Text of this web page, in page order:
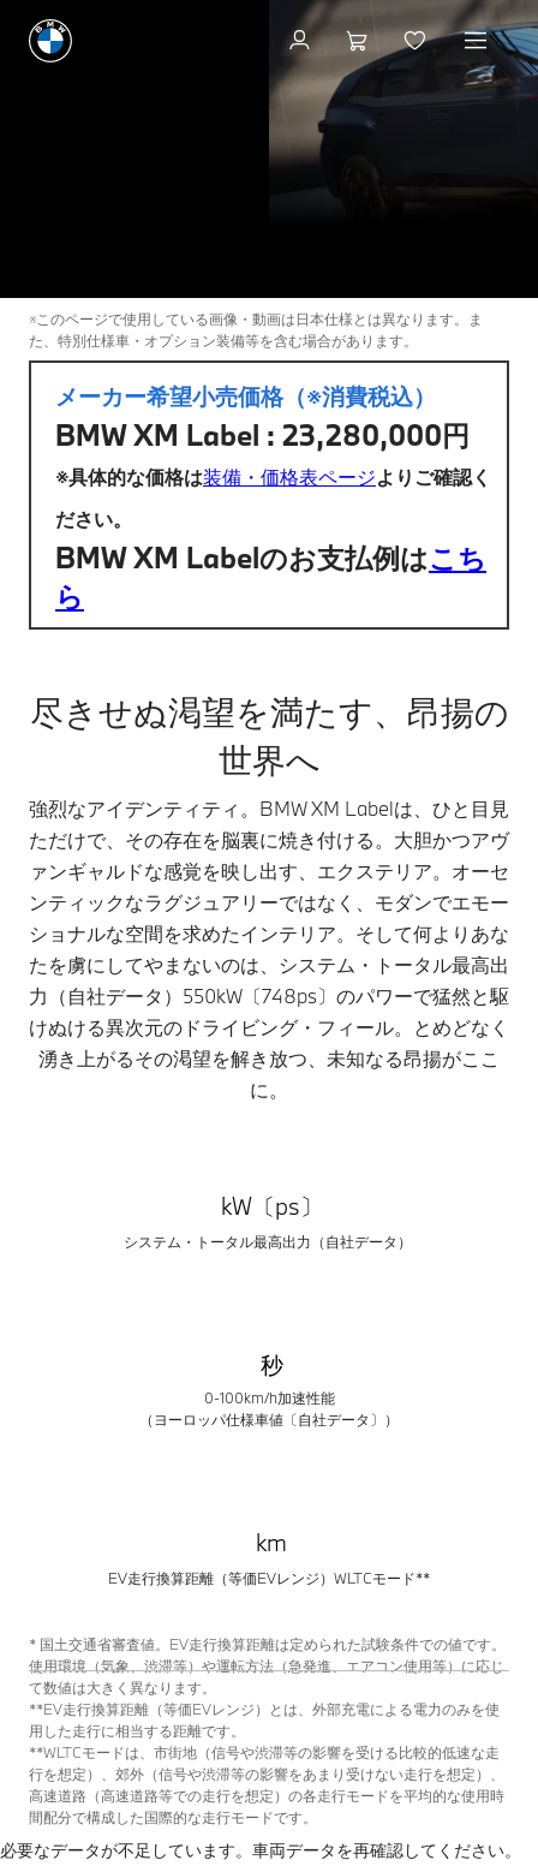
THE NEW
XM
BMW XM
※このページで使用している画像・動画は日本仕様とは異なります。ま
た、特別仕様車・オプション装備等を含む場合があります。
見積りシミュレーション
メーカー希望小売価格（※消費税込）
BMW XM Label : 23,280,000円
※具体的な価格は装備・価格表ページよりご確認く
ださい。
BMW XM Labelのお支払例はこち
ら
尽きせぬ渇望を満たす、昂揚の
世界へ
強烈なアイデンティティ。BMW XM Labelは、ひと目見
ただけで、その存在を脳裏に焼き付ける。大胆かつアヴ
ァンギャルドな感覚を映し出す、エクステリア。オーセ
ンティックなラグジュアリーではなく、モダンでエモー
ショナルな空間を求めたインテリア。そして何よりあな
たを虜にしてやまないのは、システム・トータル最高出
力（自社データ）550kW〔748ps〕のパワーで猛然と駆
けぬける異次元のドライビング・フィール。とめどなく
湧き上がるその渇望を解き放つ、未知なる昂揚がここ
に。
kW〔ps〕
システム・トータル最高出力（自社データ）
秒
0-100km/h加速性能
（ヨーロッパ仕様車値〔自社データ〕）
km
EV走行換算距離（等価EVレンジ）WLTCモード**
* 国土交通省審査値。EV走行換算距離は定められた試験条件での値です。
使用環境（気象、渋滞等）や運転方法（急発進、エアコン使用等）に応じ
て数値は大きく異なります。
**EV走行換算距離（等価EVレンジ）とは、外部充電による電力のみを使
用した走行に相当する距離です。
**WLTCモードは、市街地（信号や渋滞等の影響を受ける比較的低速な走
行を想定）、郊外（信号や渋滞等の影響をあまり受けない走行を想定）、
高速道路（高速道路等での走行を想定）の各走行モードを平均的な使用時
間配分で構成した国際的な走行モードです。
必要なデータが不足しています。車両データを再確認してください。